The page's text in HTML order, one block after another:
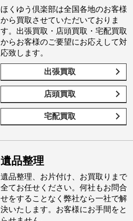
ほくゆう倶楽部は全国各地のお客様
から買取させていただいておりま
す。出張買取・店頭買取・宅配買取
からお客様のご要望にお応えして対
応致します。
出張買取
店頭買取
宅配買取
遺品整理
遺品整理、お片付け、お買取りまで
全てお任せください。何社もお問合
せをすることなく弊社なら一社で解
決いたします。お客様にお手間をと